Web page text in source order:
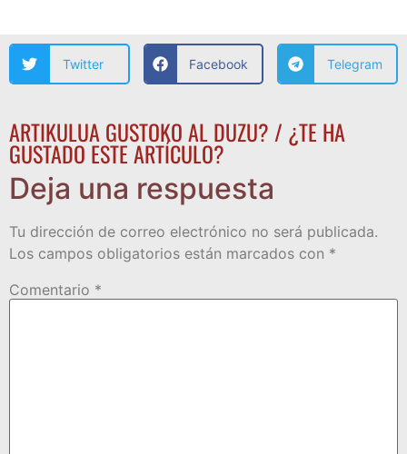
Twitter Facebook Telegram
ARTIKULUA GUSTOKO AL DUZU? / ¿TE HA
GUSTADO ESTE ARTÍCULO?
Deja una respuesta
Tu dirección de correo electrónico no será publicada.
Los campos obligatorios están marcados con *
Comentario *